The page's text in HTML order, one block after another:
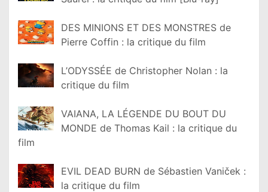
DES MINIONS ET DES MONSTRES de
Pierre Coffin : la critique du film
L’ODYSSÉE de Christopher Nolan : la
critique du film
VAIANA, LA LÉGENDE DU BOUT DU
MONDE de Thomas Kail : la critique du
film
EVIL DEAD BURN de Sébastien Vaniček :
la critique du film